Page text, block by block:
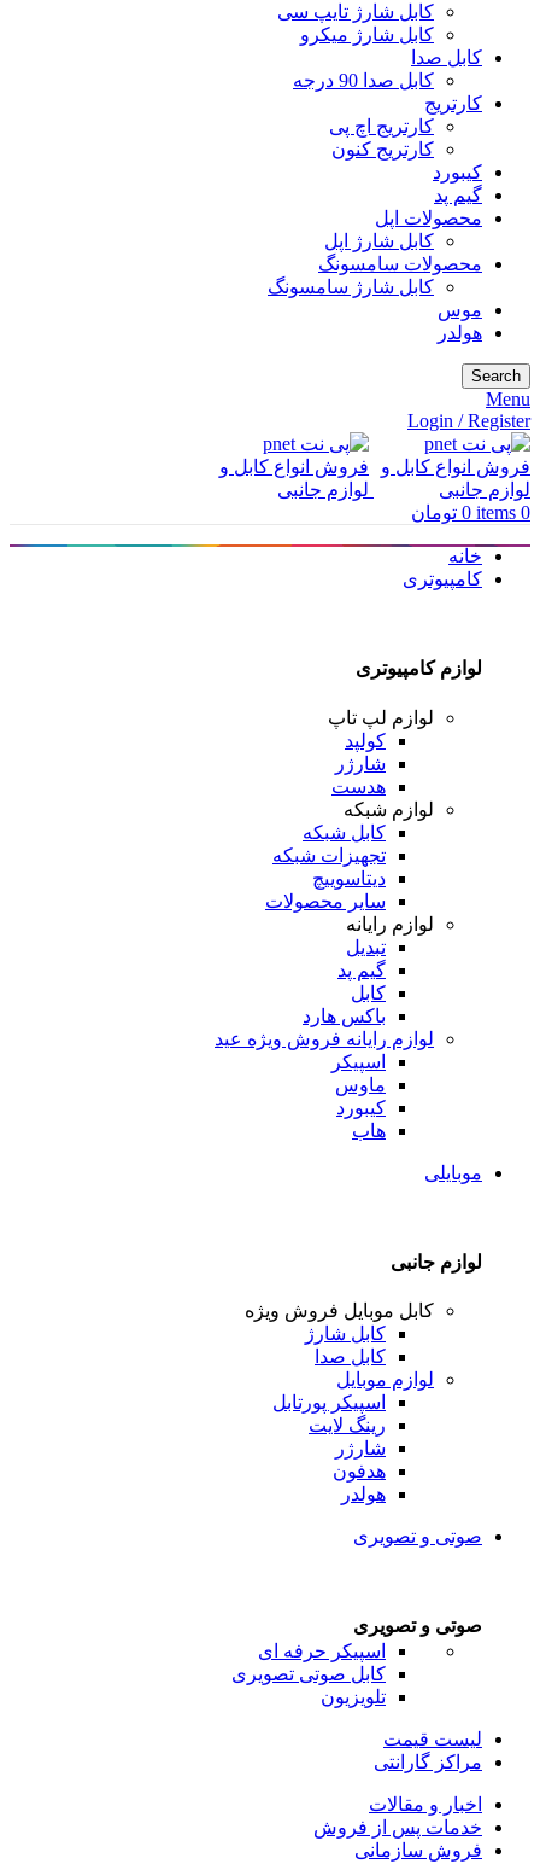
کابل شارژ تایپ سی
کابل شارژ میکرو
کابل صدا
کابل صدا 90 درجه
کارتریج
کارتریج اچ پی
کارتریج کنون
کیبورد
گیم پد
محصولات اپل
کابل شارژ اپل
محصولات سامسونگ
کابل شارژ سامسونگ
موس
هولدر
Search
Menu
Login / Register
0
items
0 تومان
خانه
کامپیوتری
لوازم کامپیوتری
لوازم لپ تاپ
کولپد
شارژر
هدست
لوازم شبکه
کابل شبکه
تجهیزات شبکه
دیتاسوییچ
سایر محصولات
لوازم رایانه
تبدیل
گیم پد
کابل
باکس هارد
لوازم رایانه فروش ویژه عید
اسپیکر
ماوس
کیبورد
هاب
موبایلی
لوازم جانبی
کابل موبایل فروش ویژه
کابل شارژ
کابل صدا
لوازم موبایل
اسپیکر پورتابل
رینگ لایت
شارژر
هدفون
هولدر
صوتی و تصویری
صوتی و تصویری
اسپیکر حرفه ای
کابل صوتی تصویری
تلویزیون
لیست قیمت
مراکز گارانتی
اخبار و مقالات
خدمات پس از فروش
فروش سازمانی